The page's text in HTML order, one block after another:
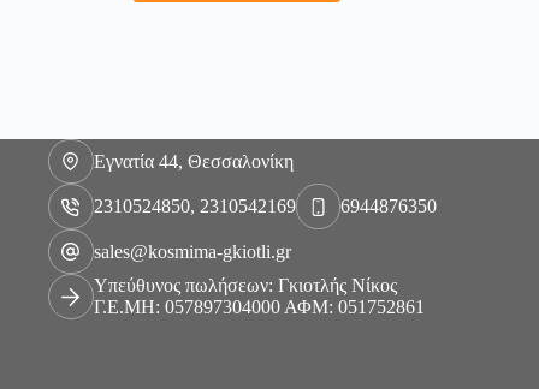
Εγνατία 44, Θεσσαλονίκη
2310524850, 2310542169 6944876350
sales@kosmima-gkiotli.gr
Υπεύθυνος πωλήσεων: Γκιοτλής Νίκος
Γ.Ε.ΜΗ: 057897304000 ΑΦΜ: 051752861